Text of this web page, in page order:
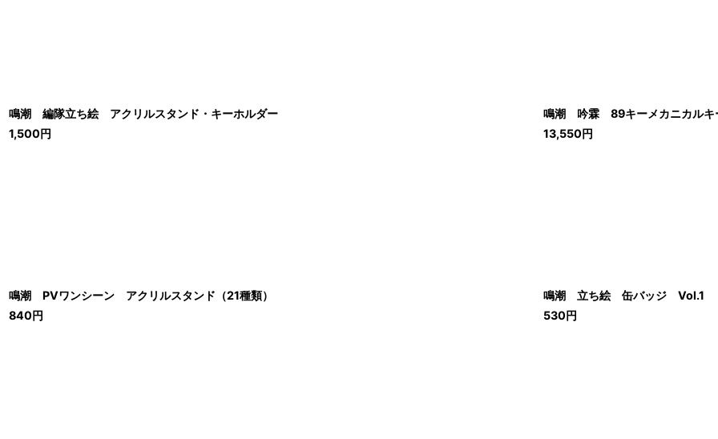
鳴潮 編隊立ち絵 アクリルスタンド・キーホルダー
1,500円
鳴潮 吟霖 89キーメカニカルキ
13,550円
鳴潮 PVワンシーン アクリルスタンド（21種類）
840円
鳴潮 立ち絵 缶バッジ Vol.1
530円